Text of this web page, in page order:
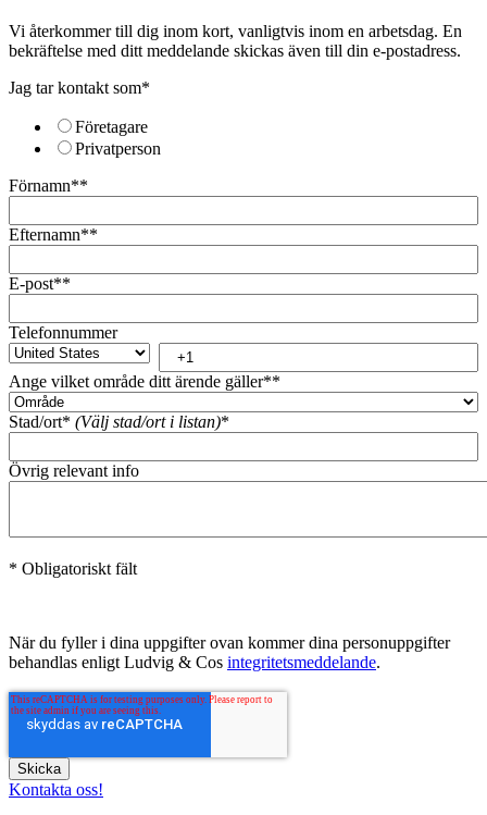
Vi återkommer till dig inom kort, vanligtvis inom en arbetsdag. En
bekräftelse med ditt meddelande skickas även till din e-postadress.
Jag tar kontakt som*
Företagare
Privatperson
Förnamn**
Efternamn**
E-post**
Telefonnummer
Ange vilket område ditt ärende gäller**
Stad/ort* (Välj stad/ort i listan)*
Övrig relevant info
* Obligatoriskt fält
När du fyller i dina uppgifter ovan kommer dina personuppgifter
behandlas enligt Ludvig & Cos integritetsmeddelande.
Kontakta oss!